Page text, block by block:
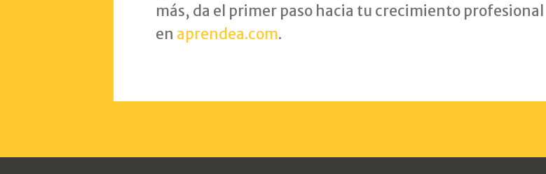
más, da el primer paso hacia tu crecimiento profesional
en aprendea.com.